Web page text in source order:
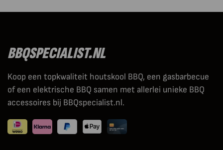
BBQSPECIALIST.NL
Koop een topkwaliteit houtskool BBQ, een gasbarbecue
of een elektrische BBQ samen met allerlei unieke BBQ
accessoires bij BBQspecialist.nl.